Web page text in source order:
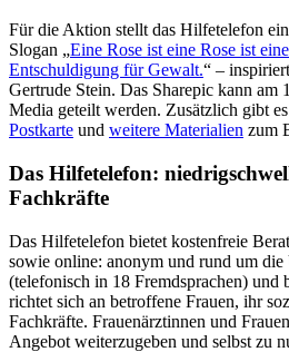
Für die Aktion stellt das Hilfetelefon
Slogan „Eine Rose ist eine Rose ist
Entschuldigung für Gewalt.“ –
Gertrude Stein. Das Sharepic kann am
Media geteilt werden. Zusätzlich gibt
Postkarte und weitere Materialien zum
Das Hilfetelefon:
Fachkräfte
Das Hilfetelefon bietet kostenfreie
sowie online: anonym und rund um die
(telefonisch in 18 Fremdsprachen) und
richtet sich an betroffene Frauen, ihr
Fachkräfte. Frauenärztinnen und
Angebot weiterzugeben und selbst zu